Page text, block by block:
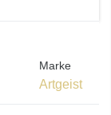
Marke
Artgeist